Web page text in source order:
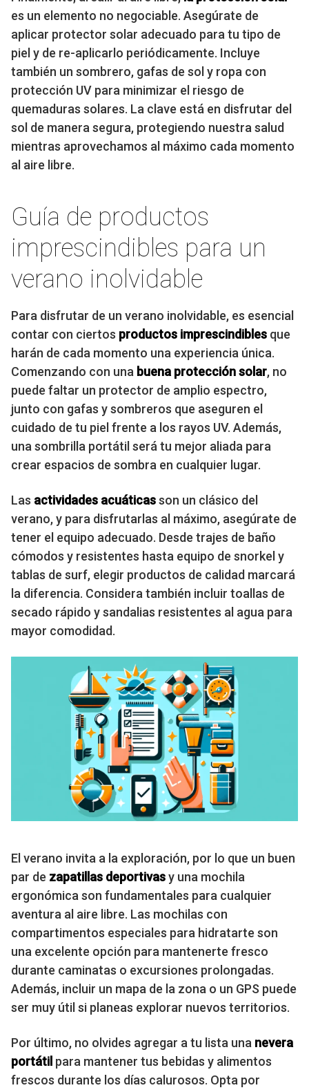
es un elemento no negociable. Asegúrate de
aplicar protector solar adecuado para tu tipo de
piel y de re-aplicarlo periódicamente. Incluye
también un sombrero, gafas de sol y ropa con
protección UV para minimizar el riesgo de
quemaduras solares. La clave está en disfrutar del
sol de manera segura, protegiendo nuestra salud
mientras aprovechamos al máximo cada momento
al aire libre.
Guía de productos
imprescindibles para un
verano inolvidable
Para disfrutar de un verano inolvidable, es esencial
contar con ciertos productos imprescindibles que
harán de cada momento una experiencia única.
Comenzando con una buena protección solar, no
puede faltar un protector de amplio espectro,
junto con gafas y sombreros que aseguren el
cuidado de tu piel frente a los rayos UV. Además,
una sombrilla portátil será tu mejor aliada para
crear espacios de sombra en cualquier lugar.
Las actividades acuáticasson un clásico del
verano, y para disfrutarlas al máximo, asegúrate de
tener el equipo adecuado. Desde trajes de baño
cómodos y resistentes hasta equipo de snorkel y
tablas de surf, elegir productos de calidad marcará
la diferencia. Considera también incluir toallas de
secado rápido y sandalias resistentes al agua para
mayor comodidad.
El verano invita a la exploración, por lo que un buen
par de zapatillas deportivasy una mochila
ergonómica son fundamentales para cualquier
aventura al aire libre. Las mochilas con
compartimentos especiales para hidratarte son
una excelente opción para mantenerte fresco
durante caminatas o excursiones prolongadas.
Además, incluir un mapa de la zona o un GPS puede
ser muy útil si planeas explorar nuevos territorios.
Por último, no olvides agregar a tu lista una nevera
portátil para mantener tus bebidas y alimentos
frescos durante los días calurosos. Opta por